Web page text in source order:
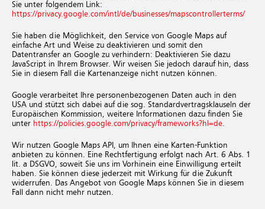
Sie unter folgendem Link:
https://privacy.google.com/intl/de/businesses/mapscontrollerterms/
Sie haben die Möglichkeit, den Service von Google Maps auf
einfache Art und Weise zu deaktivieren und somit den
Datentransfer an Google zu verhindern: Deaktivieren Sie dazu
JavaScript in Ihrem Browser. Wir weisen Sie jedoch darauf hin, dass
Sie in diesem Fall die Kartenanzeige nicht nutzen können.
Google verarbeitet Ihre personenbezogenen Daten auch in den
USA und stützt sich dabei auf die sog. Standardvertragsklauseln der
Europäischen Kommission, weitere Informationen dazu finden Sie
unter https://policies.google.com/privacy/frameworks?hl=de.
Wir nutzen Google Maps API, um Ihnen eine Karten-Funktion
anbieten zu können. Eine Rechtfertigung erfolgt nach Art. 6 Abs. 1
lit. a DSGVO, soweit Sie uns im Vorhinein eine Einwilligung erteilt
haben. Sie können diese jederzeit mit Wirkung für die Zukunft
widerrufen. Das Angebot von Google Maps können Sie in diesem
Fall dann nicht mehr nutzen.